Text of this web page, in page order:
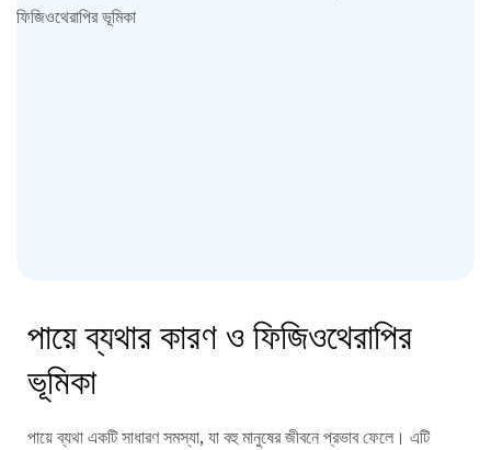
পায়ে ব্যথার কারণ ও ফিজিওথেরাপির
ভূমিকা
পায়ে ব্যথা একটি সাধারণ সমস্যা, যা বহু মানুষের জীবনে প্রভাব ফেলে। এটি